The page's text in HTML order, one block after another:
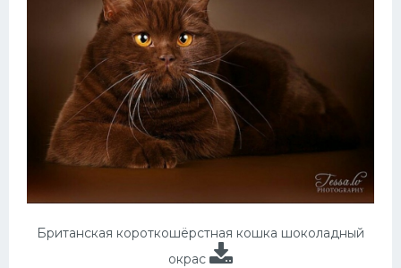
Британская короткошёрстная кошка шоколадный
окрас